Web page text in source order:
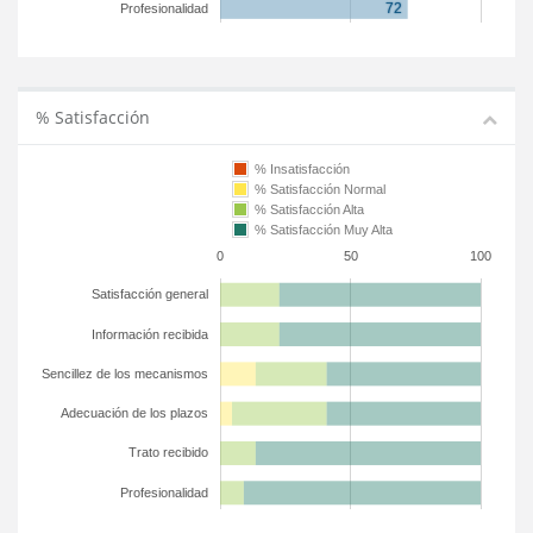
Profesionalidad
% Satisfacción
0 50 100
Satisfacción general
Información recibida
Sencillez de los mecanismos
Adecuación de los plazos
Trato recibido
Profesionalidad
% Insatisfacción
% Satisfacción Normal
% Satisfacción Alta
% Satisfacción Muy Alta